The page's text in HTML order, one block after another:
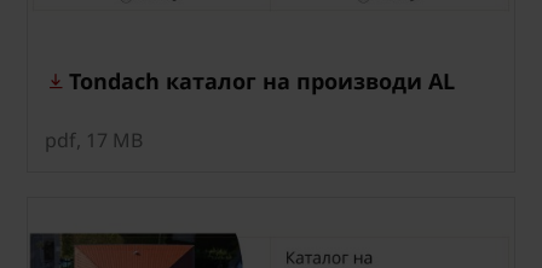
Tondach каталог на производи AL
pdf, 17 MB